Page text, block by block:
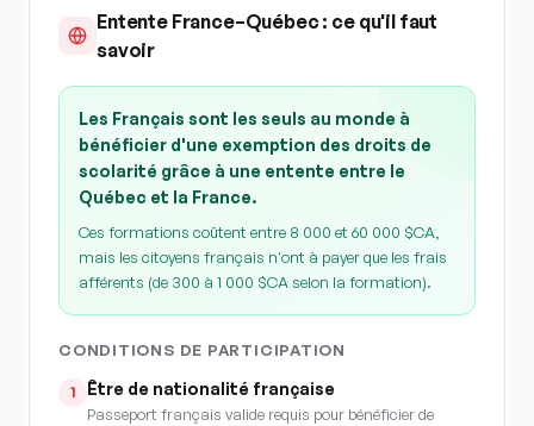
Entente France–Québec : ce qu'il faut
savoir
Les Français sont les seuls au monde à
bénéficier d'une exemption des droits de
scolarité grâce à une entente entre le
Québec et la France.
Ces formations coûtent entre 8 000 et 60 000 $CA,
mais les citoyens français n'ont à payer que les frais
afférents (de 300 à 1 000 $CA selon la formation).
CONDITIONS DE PARTICIPATION
1 Être de nationalité française
Passeport français valide requis pour bénéficier de